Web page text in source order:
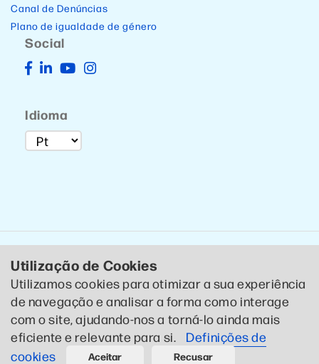
Canal de Denúncias
Plano de igualdade de género
Social
Idioma
© 2020 CTCP . Todos os direitos reservados . Política de
Privacidade
Designed by CTCP Criativo
Utilização de Cookies
Utilizamos cookies para otimizar a sua experiência
de navegação e analisar a forma como interage
com o site, ajudando-nos a torná-lo ainda mais
eficiente e relevante para si. Definições de
cookies